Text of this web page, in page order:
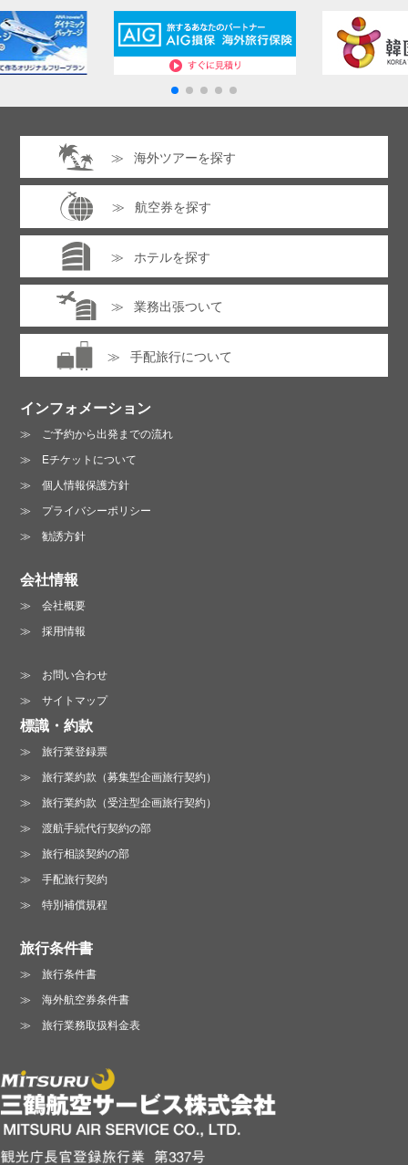
海外ツアーを探す
航空券を探す
ホテルを探す
業務出張ついて
手配旅行について
インフォメーション
ご予約から出発までの流れ
Eチケットについて
個人情報保護方針
プライバシーポリシー
勧誘方針
会社情報
会社概要
採用情報
お問い合わせ
サイトマップ
標識・約款
旅行業登録票
旅行業約款（募集型企画旅行契約）
旅行業約款（受注型企画旅行契約）
渡航手続代行契約の部
旅行相談契約の部
手配旅行契約
特別補償規程
旅行条件書
旅行条件書
海外航空券条件書
旅行業務取扱料金表